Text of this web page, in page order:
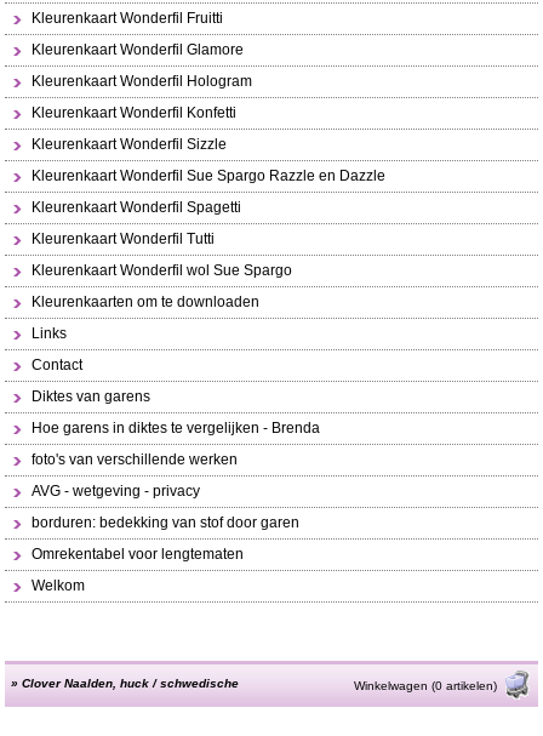
Kleurenkaart Wonderfil Fruitti
Kleurenkaart Wonderfil Glamore
Kleurenkaart Wonderfil Hologram
Kleurenkaart Wonderfil Konfetti
Kleurenkaart Wonderfil Sizzle
Kleurenkaart Wonderfil Sue Spargo Razzle en Dazzle
Kleurenkaart Wonderfil Spagetti
Kleurenkaart Wonderfil Tutti
Kleurenkaart Wonderfil wol Sue Spargo
Kleurenkaarten om te downloaden
Links
Contact
Diktes van garens
Hoe garens in diktes te vergelijken - Brenda
foto's van verschillende werken
AVG - wetgeving - privacy
borduren: bedekking van stof door garen
Omrekentabel voor lengtematen
Welkom
»Clover Naalden, huck / schwedische Winkelwagen (0 artikelen)